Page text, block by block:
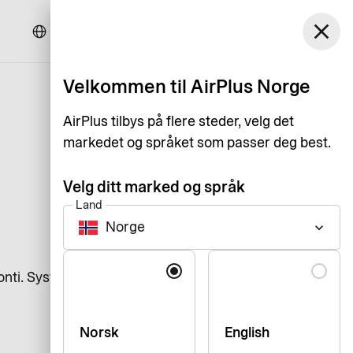
Logg inn
close
Velkommen til AirPlus Norge
AirPlus tilbys på flere steder, velg det
markedet og språket som passer deg best.
Velg ditt marked og språk
Land
Norge keyboard_arrow_down
Språk
Norsk English
Systemet gir dessuten full